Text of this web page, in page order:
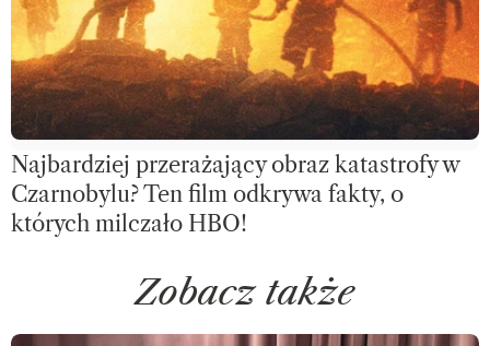
Najbardziej przerażający obraz katastrofy w
Czarnobylu? Ten film odkrywa fakty, o
których milczało HBO!
Zobacz także